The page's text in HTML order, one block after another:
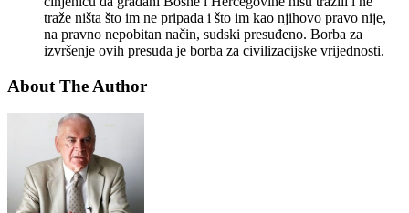
traže ništa što im ne pripada i što im kao njihovo pravo nije,
na pravno nepobitan način, sudski presuđeno. Borba za
izvršenje ovih presuda je borba za civilizacijske vrijednosti.
About The Author